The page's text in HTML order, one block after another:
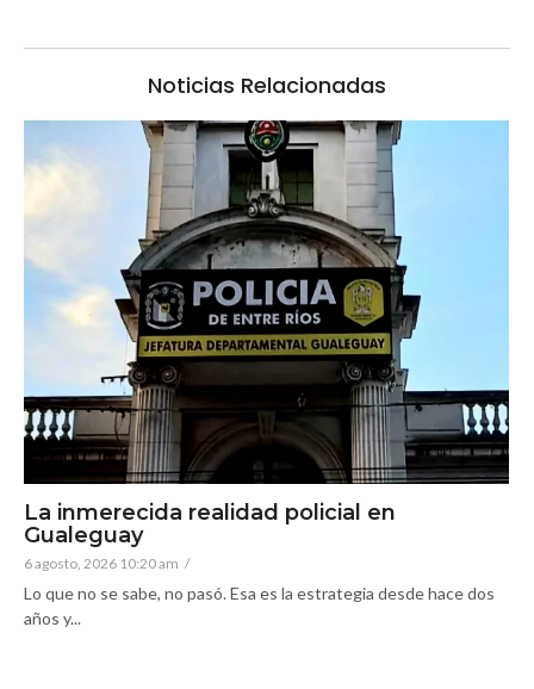
Noticias Relacionadas
La inmerecida realidad policial en
Gualeguay
6 agosto, 2026 10:20 am /
Lo que no se sabe, no pasó. Esa es la estrategia desde hace dos
años y...